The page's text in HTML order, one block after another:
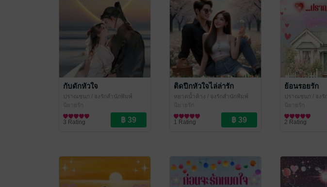
กับดักหัวใจ
ปราณชนก / จงรักสำนักพิมพ์
(จงรัก ปาราวตรี หยาดน้ำค้าง
ปราณชนก)
นิยายรัก
3 Rating
ติดปีกหัวใจไล่ล่ารัก
หยาดน้ำค้าง / จงรักสำนักพิมพ์
(จงรัก ปาราวตรี หยาดน้ำค้าง
ปราณชนก)
นิยายรัก
1 Rating
ย้อนรอยรัก
ปราณชนก / จง
(จงรัก ปาราวตรี
ปราณชนก)
นิยายรัก
2 Rating